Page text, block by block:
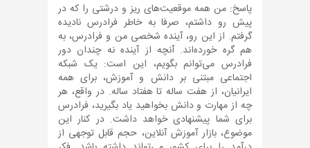
پاسخ: من همه موقعیت‌های ریز و درشتی را که در
پیش رو داشتم، صرفا به خاطر فرادرس نادیده
گرفتم. از این رو، آینده شخصی من و فرادرس، به
هم گره خورده‌اند. آنچه از آینده نه چندان دور
فرادرس می‌توانم بگویم، این است: یک شبکه
اجتماعی مبتنی بر دانش و آموزش، برای همه
ایرانیان، از هفت ساله تا هفتاد ساله. در واقع، هر
چه از مهارت و دانش بخواهید یاد بگیرید، فرادرس
برای شما پیشنهادی خواهد داشت. در کنار این
موضوع، بازار آموزش آنلاین، حجم قابل توجهی از